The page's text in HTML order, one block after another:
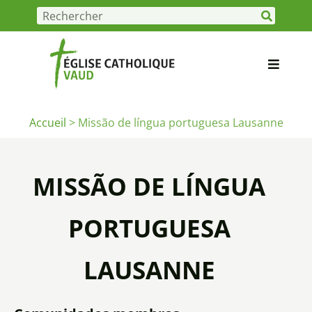
Accueil > Missão de língua portuguesa Lausanne
MISSÃO DE LÍNGUA
PORTUGUESA
LAUSANNE